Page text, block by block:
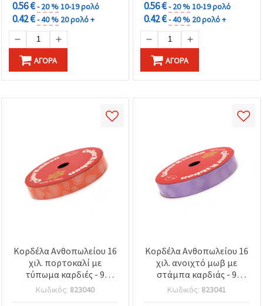
0.56 €- 20 %10-19 ρολό
0.42 €- 40 % 20 ρολό +
ΑΓΟΡΆ
0.56 €- 20 %10-19 ρολό
0.42 €- 40 % 20 ρολό +
ΑΓΟΡΆ
Κορδέλα Ανθοπωλείου 16
χιλ. πορτοκαλί με
τύπωμα καρδιές - 9
μέτρα
Κωδικός: 823040
Κορδέλα Ανθοπωλείου 16
χιλ. ανοιχτό μωβ με
στάμπα καρδιάς - 9
μέτρα
Κωδικός: 823041